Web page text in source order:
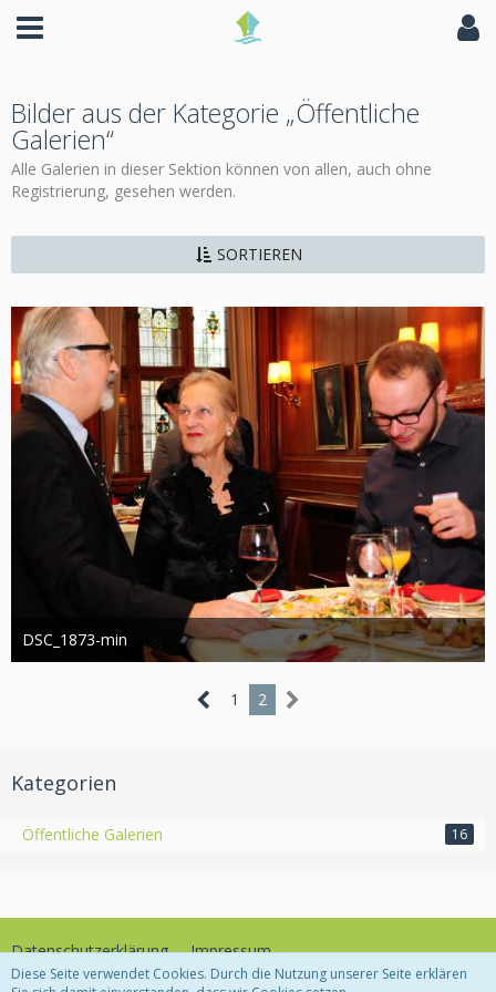
Bilder aus der Kategorie „Öffentliche
Galerien“
Alle Galerien in dieser Sektion können von allen, auch ohne
Registrierung, gesehen werden.
SORTIEREN
DSC_1873-min
Administrator
13. März 2019
1 2
Kategorien
Öffentliche Galerien 16
Datenschutzerklärung Impressum
Diese Seite verwendet Cookies. Durch die Nutzung unserer Seite erklären